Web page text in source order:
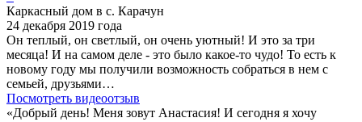
Каркасный дом в с. Карачун
24 декабря 2019 года
Он теплый, он светлый, он очень уютный! И это за три
месяца! И на самом деле - это было какое-то чудо! То есть к
новому году мы получили возможность собраться в нем с
семьей, друзьями…
Посмотреть видеоотзыв
«Добрый день! Меня зовут Анастасия! И сегодня я хочу